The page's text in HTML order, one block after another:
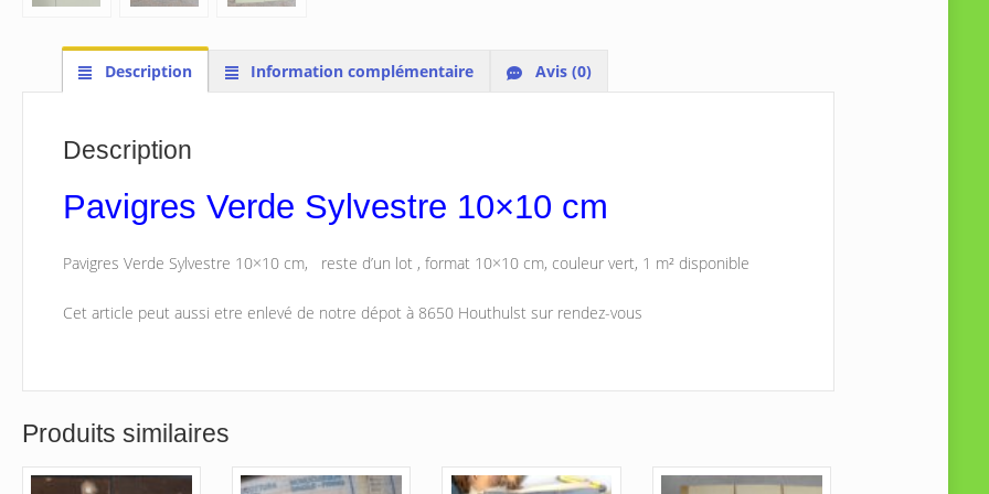
Description Information complémentaire Avis (0)
Description
Pavigres Verde Sylvestre 10×10 cm
Pavigres Verde Sylvestre 10×10 cm, reste d’un lot , format 10×10 cm, couleur vert, 1 m² disponible
Cet article peut aussi etre enlevé de notre dépot à 8650 Houthulst sur rendez-vous
Produits similaires